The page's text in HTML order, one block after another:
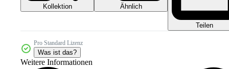
Kollektion Ähnlich
Teilen
Pro Standard Lizenz
Was ist das?
Weitere Informationen